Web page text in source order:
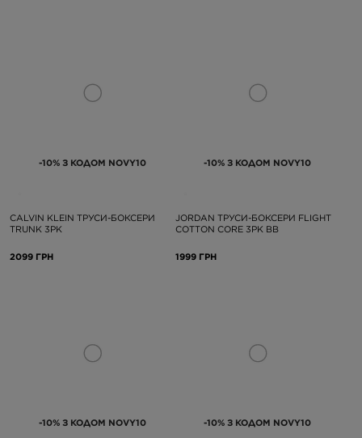
-10% З КОДОМ NOVY10
CALVIN KLEIN ТРУСИ-БОКСЕРИ
TRUNK 3PK
2099 ГРН
-10% З КОДОМ NOVY10
JORDAN ТРУСИ-БОКСЕРИ FLIGHT
COTTON CORE 3PK BB
1999 ГРН
-10% З КОДОМ NOVY10 -10% З КОДОМ NOVY10